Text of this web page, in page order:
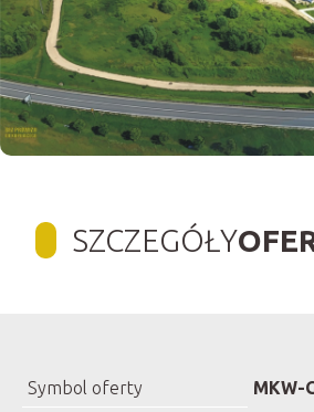
SZCZEGÓŁY
Symbol oferty
MKW-